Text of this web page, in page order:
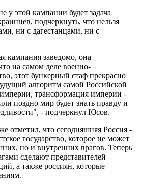
у этой кампании будет задача
подчеркнуть, что нельзя
ни с дагестанцами, ни с
кампания заведомо, она
на самом деле военно-
этот бункерный стаф прекрасно
алгоритм самой Российской
трансформация империи -
поздно мир будет знать правду и
- подчеркнул Юсов.
отметил, что сегодняшняя Россия -
государство, которое не может
но и внутренних врагов. Теперь
сделают представителей
а также россиян, которые